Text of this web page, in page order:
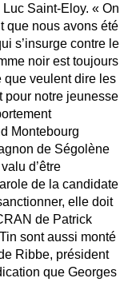
Saint-Eloy. « On
que nous avons été
s’insurge contre le
noir est toujours
que veulent dire les
pour notre jeunesse
Montebourg
de Ségolène
d’être
de la candidate
elle doit
de Patrick
sont aussi monté
Ribbe, président
que Georges